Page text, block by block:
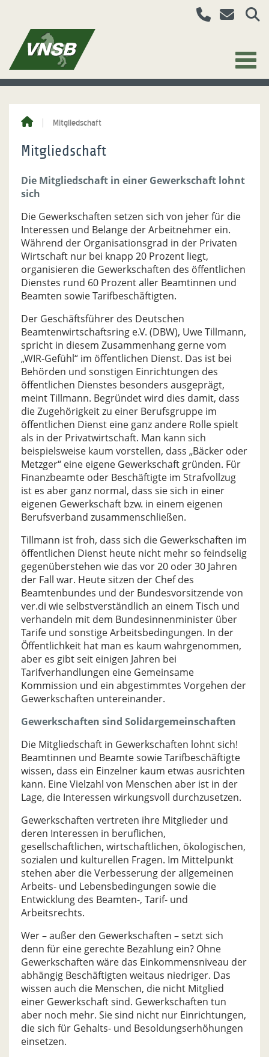
Mitgliedschaft
Mitgliedschaft
Die Mitgliedschaft in einer Gewerkschaft lohnt
sich
Die Gewerkschaften setzen sich von jeher für die
Interessen und Belange der Arbeitnehmer ein.
Während der Organisationsgrad in der Privaten
Wirtschaft nur bei knapp 20 Prozent liegt,
organisieren die Gewerkschaften des öffentlichen
Dienstes rund 60 Prozent aller Beamtinnen und
Beamten sowie Tarifbeschäftigten.
Der Geschäftsführer des Deutschen
Beamtenwirtschaftsring e.V. (DBW), Uwe Tillmann,
spricht in diesem Zusammenhang gerne vom
„WIR-Gefühl“ im öffentlichen Dienst. Das ist bei
Behörden und sonstigen Einrichtungen des
öffentlichen Dienstes besonders ausgeprägt,
meint Tillmann. Begründet wird dies damit, dass
die Zugehörigkeit zu einer Berufsgruppe im
öffentlichen Dienst eine ganz andere Rolle spielt
als in der Privatwirtschaft. Man kann sich
beispielsweise kaum vorstellen, dass „Bäcker oder
Metzger“ eine eigene Gewerkschaft gründen. Für
Finanzbeamte oder Beschäftigte im Strafvollzug
ist es aber ganz normal, dass sie sich in einer
eigenen Gewerkschaft bzw. in einem eigenen
Berufsverband zusammenschließen.
Tillmann ist froh, dass sich die Gewerkschaften im
öffentlichen Dienst heute nicht mehr so feindselig
gegenüberstehen wie das vor 20 oder 30 Jahren
der Fall war. Heute sitzen der Chef des
Beamtenbundes und der Bundesvorsitzende von
ver.di wie selbstverständlich an einem Tisch und
verhandeln mit dem Bundesinnenminister über
Tarife und sonstige Arbeitsbedingungen. In der
Öffentlichkeit hat man es kaum wahrgenommen,
aber es gibt seit einigen Jahren bei
Tarifverhandlungen eine Gemeinsame
Kommission und ein abgestimmtes Vorgehen der
Gewerkschaften untereinander.
Gewerkschaften sind Solidargemeinschaften
Die Mitgliedschaft in Gewerkschaften lohnt sich!
Beamtinnen und Beamte sowie Tarifbeschäftigte
wissen, dass ein Einzelner kaum etwas ausrichten
kann. Eine Vielzahl von Menschen aber ist in der
Lage, die Interessen wirkungsvoll durchzusetzen.
Gewerkschaften vertreten ihre Mitglieder und
deren Interessen in beruflichen,
gesellschaftlichen, wirtschaftlichen, ökologischen,
sozialen und kulturellen Fragen. Im Mittelpunkt
stehen aber die Verbesserung der allgemeinen
Arbeits- und Lebensbedingungen sowie die
Entwicklung des Beamten-, Tarif- und
Arbeitsrechts.
Wer – außer den Gewerkschaften – setzt sich
denn für eine gerechte Bezahlung ein? Ohne
Gewerkschaften wäre das Einkommensniveau der
abhängig Beschäftigten weitaus niedriger. Das
wissen auch die Menschen, die nicht Mitglied
einer Gewerkschaft sind. Gewerkschaften tun
aber noch mehr. Sie sind nicht nur Einrichtungen,
die sich für Gehalts- und Besoldungserhöhungen
einsetzen.